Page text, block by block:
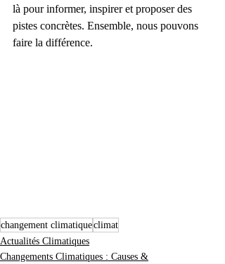
là pour informer, inspirer et proposer des
pistes concrètes. Ensemble, nous pouvons
faire la différence.
changement climatiqueclimat
Actualités Climatiques
Changements Climatiques : Causes &